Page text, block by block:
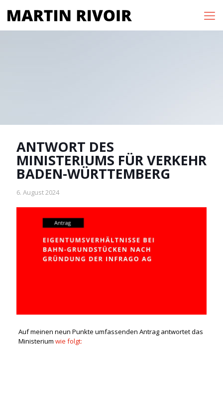
ANTWORT DES
MINISTERIUMS FÜR VERKEHR
BADEN-WÜRTTEMBERG
6. August 2024
Auf meinen neun Punkte umfassenden Antrag antwortet das
Ministerium wie folgt: